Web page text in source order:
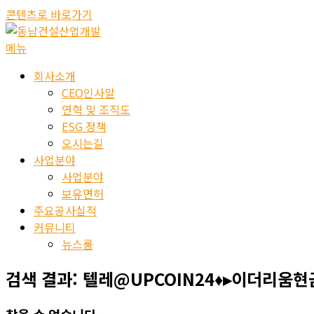
콘텐츠로 바로가기
메뉴
회사소개
CEO인사말
연혁 및 조직도
ESG 정책
오시는길
사업분야
사업분야
보유면허
주요공사실적
커뮤니티
뉴스룸
검색 결과: 텔레@UPCOIN24♦▸이더리움